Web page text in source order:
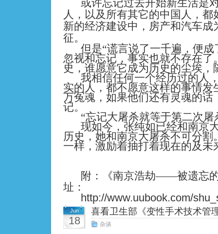
或许忘记过去开始新生活是
人，以及所有其它的中国人，都
新的经济建设中，房产和汽车成
征。
但是“谎言说了一千遍，便成
忽视和忘记，事实也就不存在了
史，谁愿意它成为历史的尘埃，
我相信任何一个经历过的人
实的人，都不愿意这样的事情发
万冤魂，如果他们还有灵魂的话
记。
“忘记大屠杀就等于第二次屠
现如今，张纯如已经和南京
历史，她和南京大屠杀不可分割
一样，激励着抽打着现在的及未
附： 《南京浩劫——被遗忘
址：
http://www.uubook.com/
Jun
18
喜看卫生部《变性手术技术管
杂谈